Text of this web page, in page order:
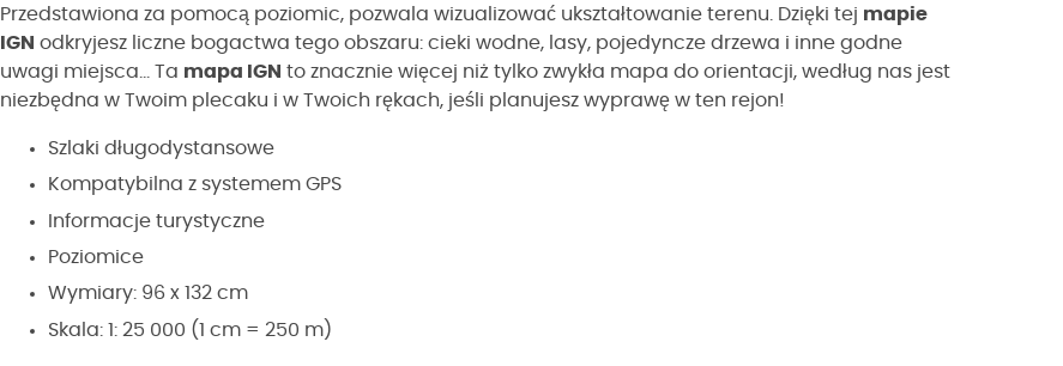
Przedstawiona za pomocą poziomic, pozwala wizualizować ukształtowanie terenu. Dzięki tej mapie
IGN odkryjesz liczne bogactwa tego obszaru: cieki wodne, lasy, pojedyncze drzewa i inne godne
uwagi miejsca... Ta mapa IGN to znacznie więcej niż tylko zwykła mapa do orientacji, według nas jest
niezbędna w Twoim plecaku i w Twoich rękach, jeśli planujesz wyprawę w ten rejon!
Szlaki długodystansowe
Kompatybilna z systemem GPS
Informacje turystyczne
Poziomice
Wymiary: 96 x 132 cm
Skala: 1: 25 000 (1 cm = 250 m)